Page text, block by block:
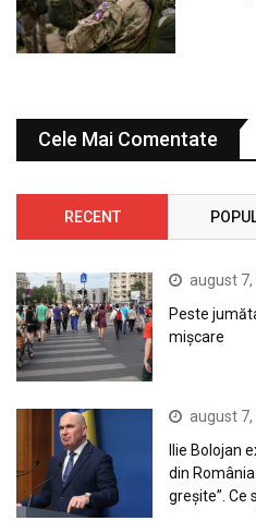
Cele Mai Comentate
RECENT
august 7,
Peste
mișcare
august 7,
Ilie Bolojan
din
greșite”. Ce